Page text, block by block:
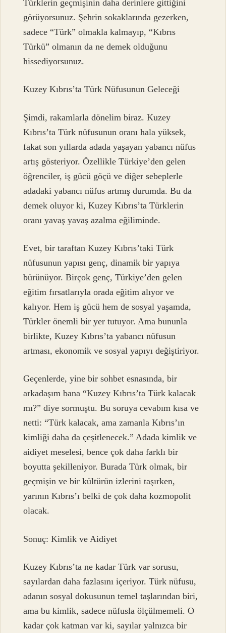
Türklerin geçmişinin daha derinlere gittiğini
görüyorsunuz. Şehrin sokaklarında gezerken,
sadece “Türk” olmakla kalmayıp, “Kıbrıs
Türkü” olmanın da ne demek olduğunu
hissediyorsunuz.
Kuzey Kıbrıs’ta Türk Nüfusunun Geleceği
Şimdi, rakamlarla dönelim biraz. Kuzey
Kıbrıs’ta Türk nüfusunun oranı hala yüksek,
fakat son yıllarda adada yaşayan yabancı nüfus
artış gösteriyor. Özellikle Türkiye’den gelen
öğrenciler, iş gücü göçü ve diğer sebeplerle
adadaki yabancı nüfus artmış durumda. Bu da
demek oluyor ki, Kuzey Kıbrıs’ta Türklerin
oranı yavaş yavaş azalma eğiliminde.
Evet, bir taraftan Kuzey Kıbrıs’taki Türk
nüfusunun yapısı genç, dinamik bir yapıya
bürünüyor. Birçok genç, Türkiye’den gelen
eğitim fırsatlarıyla orada eğitim alıyor ve
kalıyor. Hem iş gücü hem de sosyal yaşamda,
Türkler önemli bir yer tutuyor. Ama bununla
birlikte, Kuzey Kıbrıs’ta yabancı nüfusun
artması, ekonomik ve sosyal yapıyı değiştiriyor.
Geçenlerde, yine bir sohbet esnasında, bir
arkadaşım bana “Kuzey Kıbrıs’ta Türk kalacak
mı?” diye sormuştu. Bu soruya cevabım kısa ve
netti: “Türk kalacak, ama zamanla Kıbrıs’ın
kimliği daha da çeşitlenecek.” Adada kimlik ve
aidiyet meselesi, bence çok daha farklı bir
boyutta şekilleniyor. Burada Türk olmak, bir
geçmişin ve bir kültürün izlerini taşırken,
yarının Kıbrıs’ı belki de çok daha kozmopolit
olacak.
Sonuç: Kimlik ve Aidiyet
Kuzey Kıbrıs’ta ne kadar Türk var sorusu,
sayılardan daha fazlasını içeriyor. Türk nüfusu,
adanın sosyal dokusunun temel taşlarından biri,
ama bu kimlik, sadece nüfusla ölçülmemeli. O
kadar çok katman var ki, sayılar yalnızca bir